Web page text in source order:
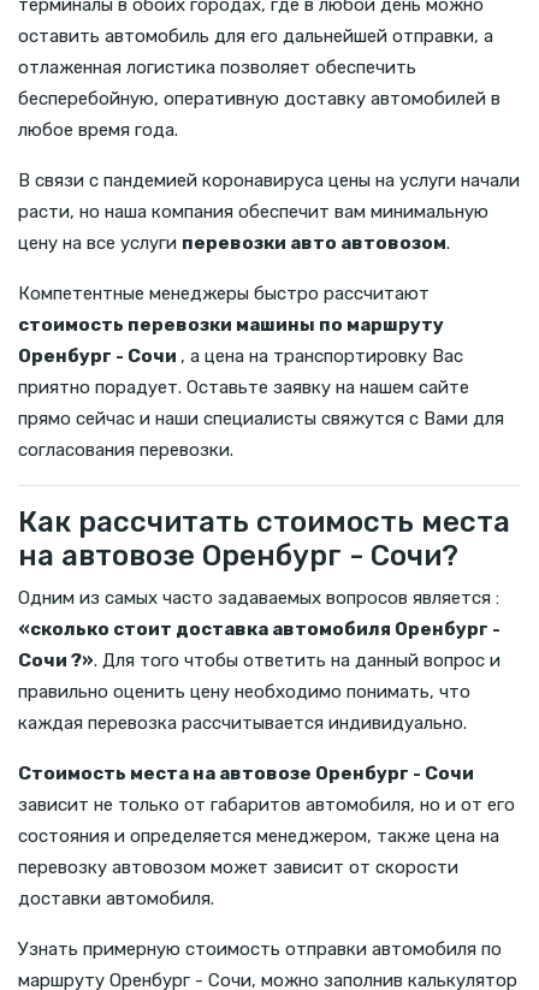
терминалы в обоих городах, где в любой день можно
оставить автомобиль для его дальнейшей отправки, а
отлаженная логистика позволяет обеспечить
бесперебойную, оперативную доставку автомобилей в
любое время года.
В связи с пандемией коронавируса цены на услуги начали
расти, но наша компания обеспечит вам минимальную
цену на все услуги перевозки авто автовозом.
Компетентные менеджеры быстро рассчитают
стоимость перевозки машины по маршруту
Оренбург - Сочи , а цена на транспортировку Вас
приятно порадует. Оставьте заявку на нашем сайте
прямо сейчас и наши специалисты свяжутся с Вами для
согласования перевозки.
Как рассчитать стоимость места
на автовозе Оренбург - Сочи?
Одним из самых часто задаваемых вопросов является :
«сколько стоит доставка автомобиля Оренбург -
Сочи ?». Для того чтобы ответить на данный вопрос и
правильно оценить цену необходимо понимать, что
каждая перевозка рассчитывается индивидуально.
Стоимость места на автовозе Оренбург - Сочи
зависит не только от габаритов автомобиля, но и от его
состояния и определяется менеджером, также цена на
перевозку автовозом может зависит от скорости
доставки автомобиля.
Узнать примерную стоимость отправки автомобиля по
маршруту Оренбург - Сочи, можно заполнив калькулятор